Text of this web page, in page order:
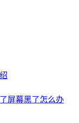
屏幕黑了怎么办